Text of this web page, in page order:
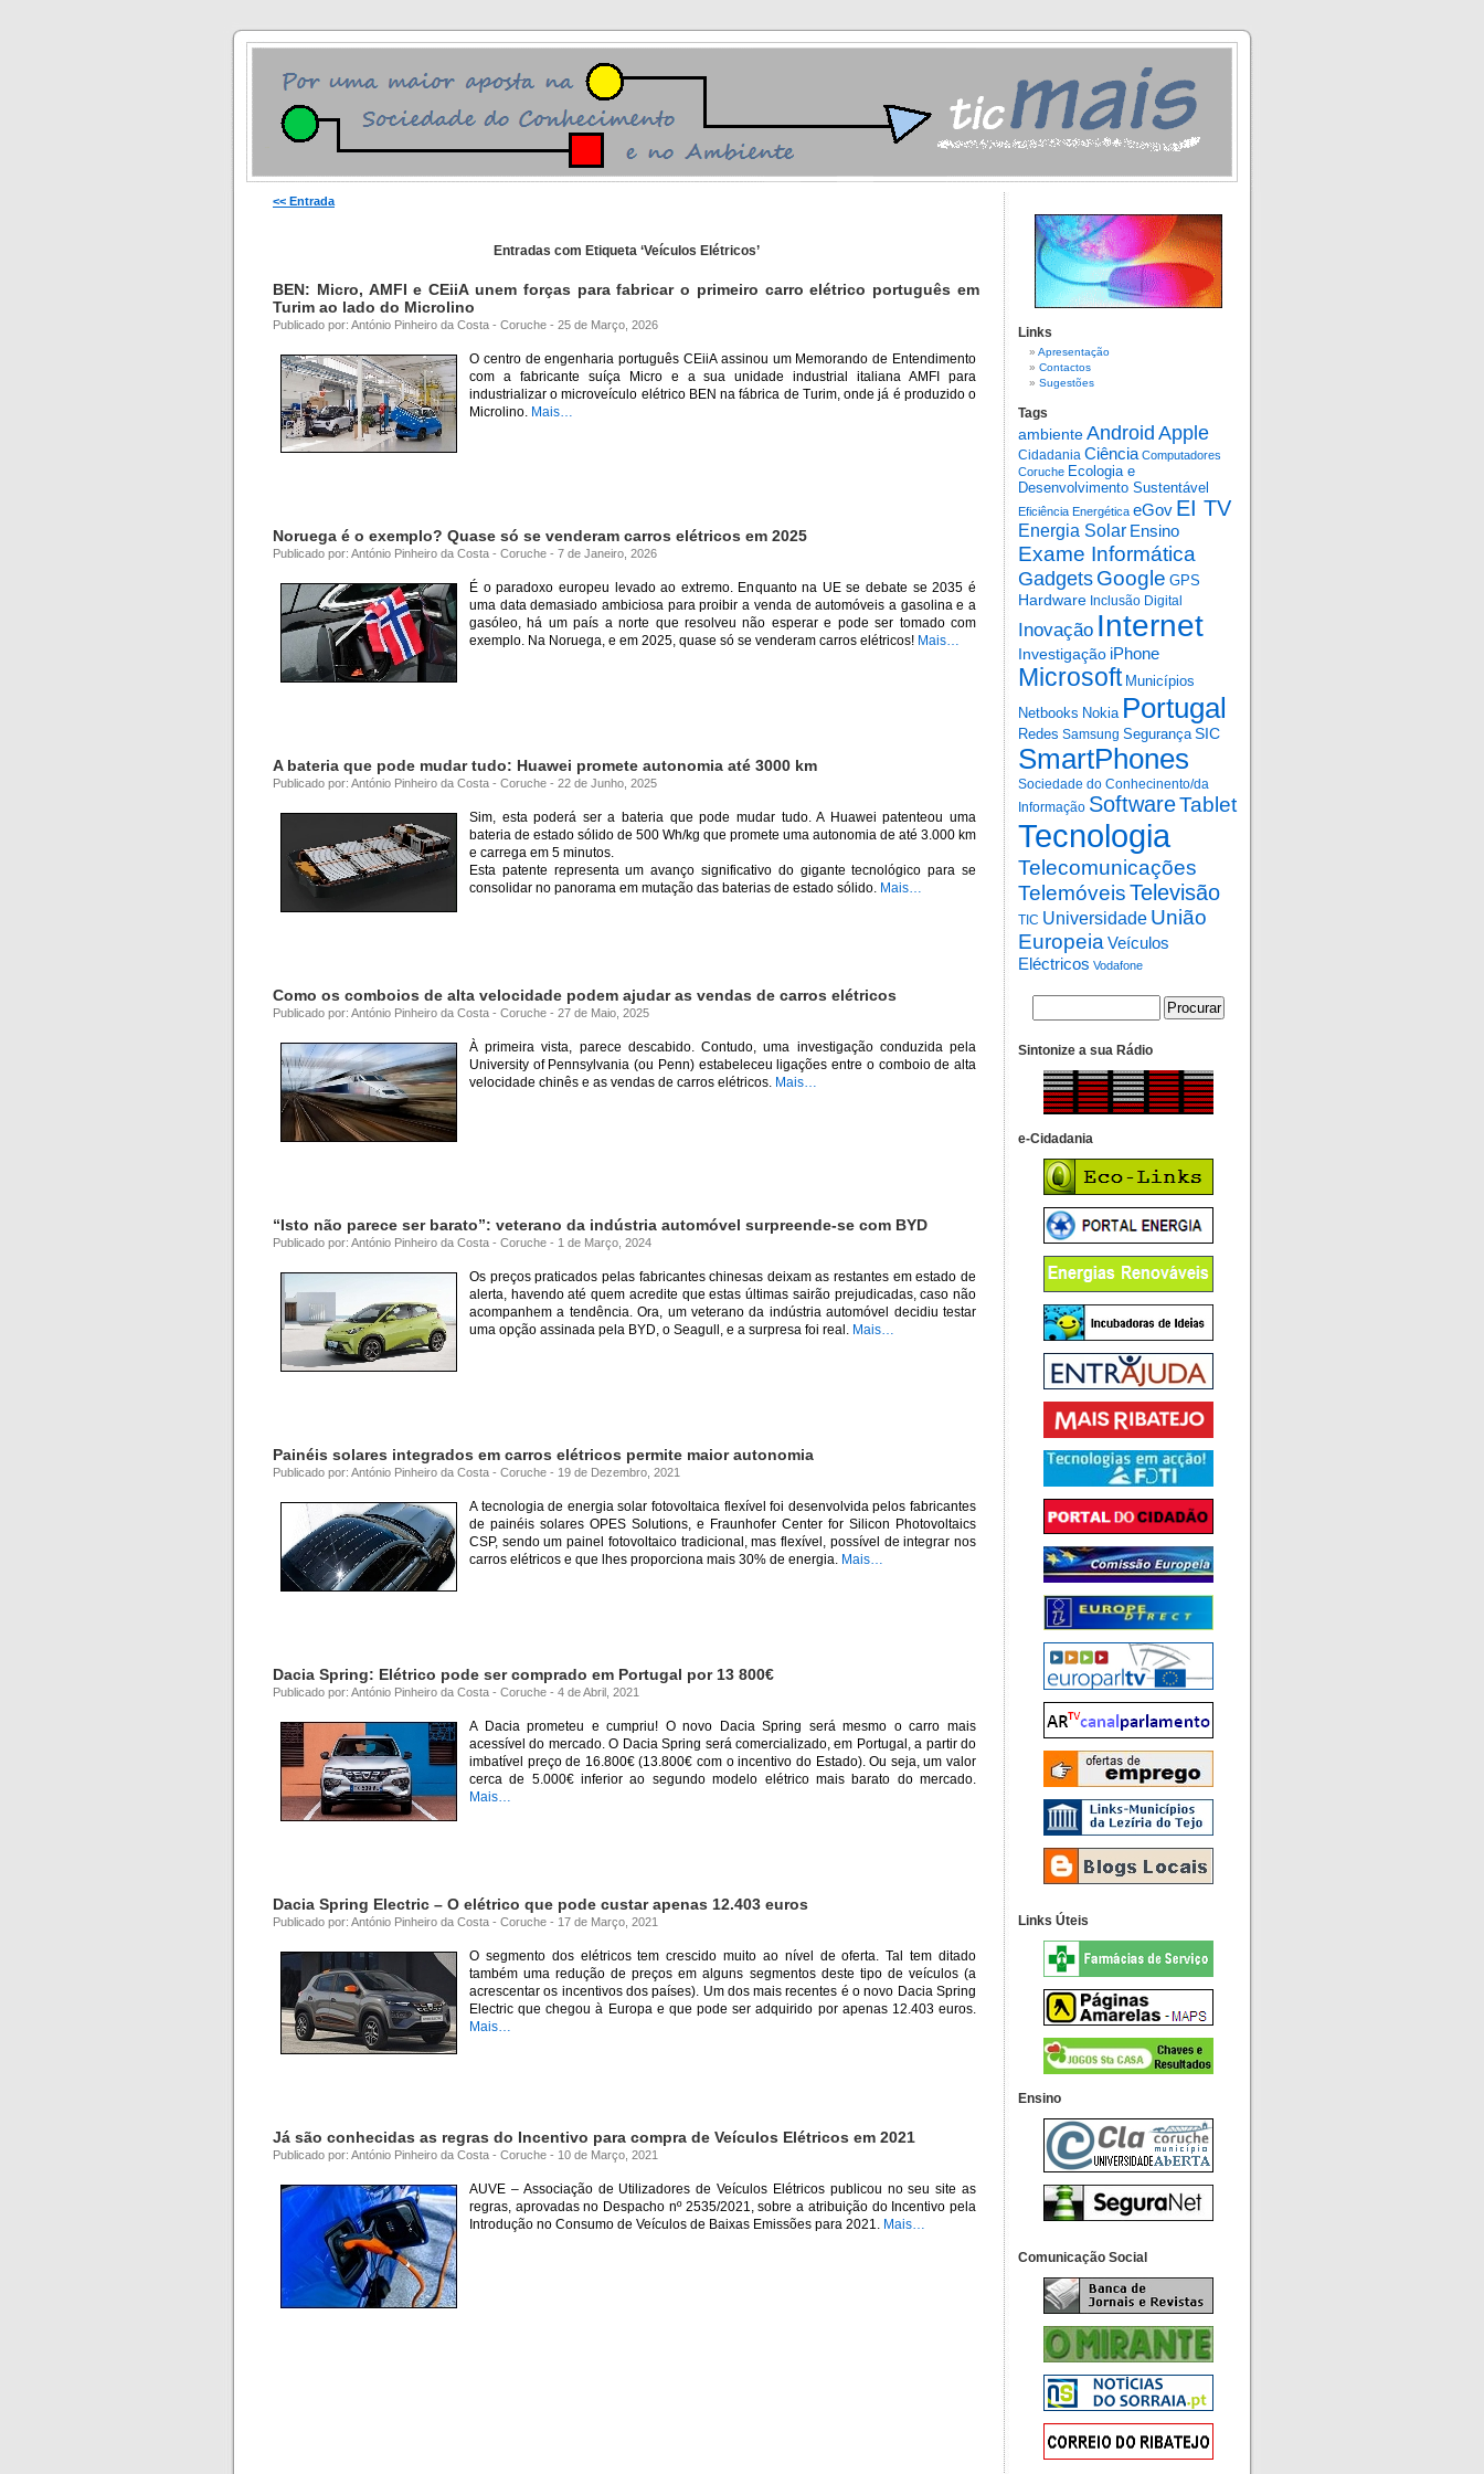
<< Entrada
Entradas com Etiqueta ‘Veículos Elétricos’
BEN: Micro, AMFI e CEiiA unem forças para fabricar o primeiro carro elétrico português em
Turim ao lado do Microlino
Publicado por: António Pinheiro da Costa - Coruche - 25 de Março, 2026
O centro de engenharia português CEiiA assinou um Memorando de Entendimento
com a fabricante suíça Micro e a sua unidade industrial italiana AMFI para
industrializar o microveículo elétrico BEN na fábrica de Turim, onde já é produzido o
Microlino. Mais…
Noruega é o exemplo? Quase só se venderam carros elétricos em 2025
Publicado por: António Pinheiro da Costa - Coruche - 7 de Janeiro, 2026
É o paradoxo europeu levado ao extremo. Enquanto na UE se debate se 2035 é
uma data demasiado ambiciosa para proibir a venda de automóveis a gasolina e a
gasóleo, há um país a norte que resolveu não esperar e pode ser tomado com
exemplo. Na Noruega, e em 2025, quase só se venderam carros elétricos! Mais…
A bateria que pode mudar tudo: Huawei promete autonomia até 3000 km
Publicado por: António Pinheiro da Costa - Coruche - 22 de Junho, 2025
Sim, esta poderá ser a bateria que pode mudar tudo. A Huawei patenteou uma
bateria de estado sólido de 500 Wh/kg que promete uma autonomia de até 3.000 km
e carrega em 5 minutos.
Esta patente representa um avanço significativo do gigante tecnológico para se
consolidar no panorama em mutação das baterias de estado sólido. Mais…
Como os comboios de alta velocidade podem ajudar as vendas de carros elétricos
Publicado por: António Pinheiro da Costa - Coruche - 27 de Maio, 2025
À primeira vista, parece descabido. Contudo, uma investigação conduzida pela
University of Pennsylvania (ou Penn) estabeleceu ligações entre o comboio de alta
velocidade chinês e as vendas de carros elétricos. Mais…
“Isto não parece ser barato”: veterano da indústria automóvel surpreende-se com BYD
Publicado por: António Pinheiro da Costa - Coruche - 1 de Março, 2024
Os preços praticados pelas fabricantes chinesas deixam as restantes em estado de
alerta, havendo até quem acredite que estas últimas sairão prejudicadas, caso não
acompanhem a tendência. Ora, um veterano da indústria automóvel decidiu testar
uma opção assinada pela BYD, o Seagull, e a surpresa foi real. Mais…
Painéis solares integrados em carros elétricos permite maior autonomia
Publicado por: António Pinheiro da Costa - Coruche - 19 de Dezembro, 2021
A tecnologia de energia solar fotovoltaica flexível foi desenvolvida pelos fabricantes
de painéis solares OPES Solutions, e Fraunhofer Center for Silicon Photovoltaics
CSP, sendo um painel fotovoltaico tradicional, mas flexível, possível de integrar nos
carros elétricos e que lhes proporciona mais 30% de energia. Mais…
Dacia Spring: Elétrico pode ser comprado em Portugal por 13 800€
Publicado por: António Pinheiro da Costa - Coruche - 4 de Abril, 2021
A Dacia prometeu e cumpriu! O novo Dacia Spring será mesmo o carro mais
acessível do mercado. O Dacia Spring será comercializado, em Portugal, a partir do
imbatível preço de 16.800€ (13.800€ com o incentivo do Estado). Ou seja, um valor
cerca de 5.000€ inferior ao segundo modelo elétrico mais barato do mercado.
Mais…
Dacia Spring Electric – O elétrico que pode custar apenas 12.403 euros
Publicado por: António Pinheiro da Costa - Coruche - 17 de Março, 2021
O segmento dos elétricos tem crescido muito ao nível de oferta. Tal tem ditado
também uma redução de preços em alguns segmentos deste tipo de veículos (a
acrescentar os incentivos dos países). Um dos mais recentes é o novo Dacia Spring
Electric que chegou à Europa e que pode ser adquirido por apenas 12.403 euros.
Mais…
Já são conhecidas as regras do Incentivo para compra de Veículos Elétricos em 2021
Publicado por: António Pinheiro da Costa - Coruche - 10 de Março, 2021
AUVE – Associação de Utilizadores de Veículos Elétricos publicou no seu site as
regras, aprovadas no Despacho nº 2535/2021, sobre a atribuição do Incentivo pela
Introdução no Consumo de Veículos de Baixas Emissões para 2021. Mais…
Links
Apresentação
Contactos
Sugestões
Tags
ambienteAndroid Apple
Cidadania Ciência Computadores
Coruche Ecologia e
Desenvolvimento Sustentável
Eficiência Energética eGov EI TV
Energia Solar Ensino
Exame Informática
Gadgets Google GPS
Hardware Inclusão Digital
Inovação Internet
Investigação iPhone
Microsoft Municípios
Netbooks Nokia Portugal
Redes Samsung Segurança SIC
SmartPhones
Sociedade do Conhecinento/da
Informação SoftwareTablet
Tecnologia
Telecomunicações
TelemóveisTelevisão
TIC Universidade União
Europeia Veículos
Eléctricos Vodafone
Sintonize a sua Rádio
e-Cidadania
Links Úteis
Ensino
Comunicação Social